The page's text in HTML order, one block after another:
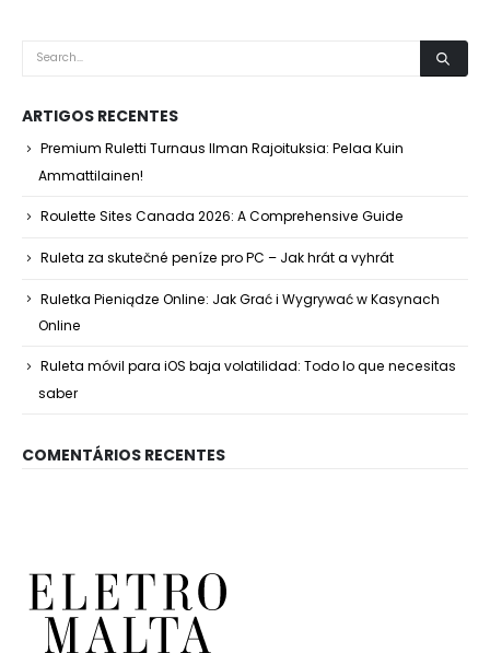
ARTIGOS RECENTES
Premium Ruletti Turnaus Ilman Rajoituksia: Pelaa Kuin
Ammattilainen!
Roulette Sites Canada 2026: A Comprehensive Guide
Ruleta za skutečné peníze pro PC – Jak hrát a vyhrát
Ruletka Pieniądze Online: Jak Grać i Wygrywać w Kasynach
Online
Ruleta móvil para iOS baja volatilidad: Todo lo que necesitas
saber
COMENTÁRIOS RECENTES